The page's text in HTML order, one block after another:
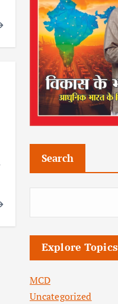
Search
Explore Topics
MCD
Uncategorized